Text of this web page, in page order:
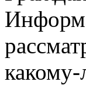
какому-